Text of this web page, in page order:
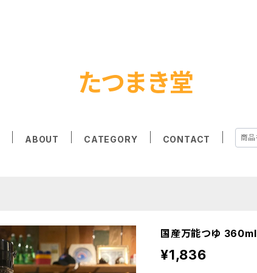
たつまき堂
ABOUT CATEGORY CONTACT
国産万能つゆ 360ml
¥1,836